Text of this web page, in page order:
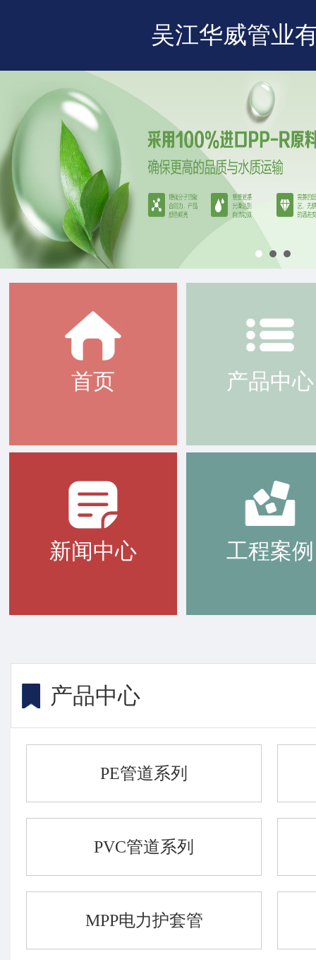
吴江华威管业
首页 产品中心
新闻中心 工程案例
产品中心
PE管道系列
PVC管道系列
MPP电力护套管